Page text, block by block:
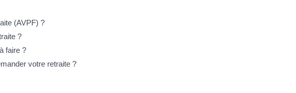
(AVPF) ?
?
faire ?
votre retraite ?